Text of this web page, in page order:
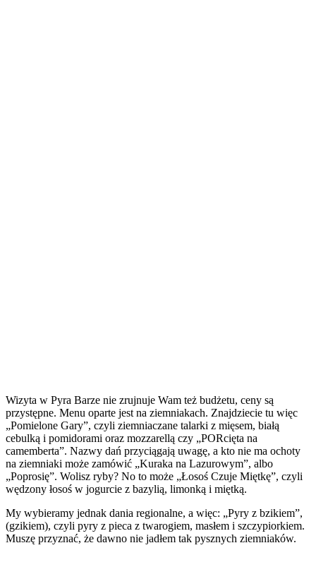
Wizyta w Pyra Barze nie zrujnuje Wam też budżetu, ceny są
przystępne. Menu oparte jest na ziemniakach. Znajdziecie tu więc
„Pomielone Gary”, czyli ziemniaczane talarki z mięsem, białą
cebulką i pomidorami oraz mozzarellą czy „PORcięta na
camemberta”. Nazwy dań przyciągają uwagę, a kto nie ma ochoty
na ziemniaki może zamówić „Kuraka na Lazurowym”, albo
„Poprosię”. Wolisz ryby? No to może „Łosoś Czuje Miętkę”, czyli
wędzony łosoś w jogurcie z bazylią, limonką i miętką.
My wybieramy jednak dania regionalne, a więc: „Pyry z bzikiem”,
(gzikiem), czyli pyry z pieca z twarogiem, masłem i szczypiorkiem.
Muszę przyznać, że dawno nie jadłem tak pysznych ziemniaków.